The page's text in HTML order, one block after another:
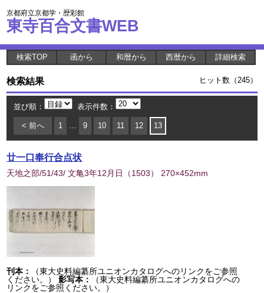
京都府立京都学・歴彩館
東寺百合文書WEB
検索TOP 函から 和暦から 西暦から 詳細検索
検索結果 ヒット数（245）
並び順： 表示件数：
< 前へ 1 … 9 10 11 12 13
廿一口奉行合点状
天地之部/51/43/ 文亀3年12月日 （1503） 270×452mm
刊本：
（東大史料編纂所ユニオンカタログへのリンクをご参照
ください。）
影写本：
（東大史料編纂所ユニオンカタログへの
リンクをご参照ください。）